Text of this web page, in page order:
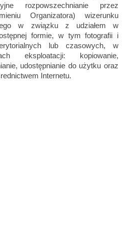
rozpowszechnianie przez
Organizatora) wizerunku
w związku z udziałem w
formie, w tym fotografii i
lub czasowych, w
eksploatacji: kopiowanie,
udostępnianie do użytku oraz
Internetu.